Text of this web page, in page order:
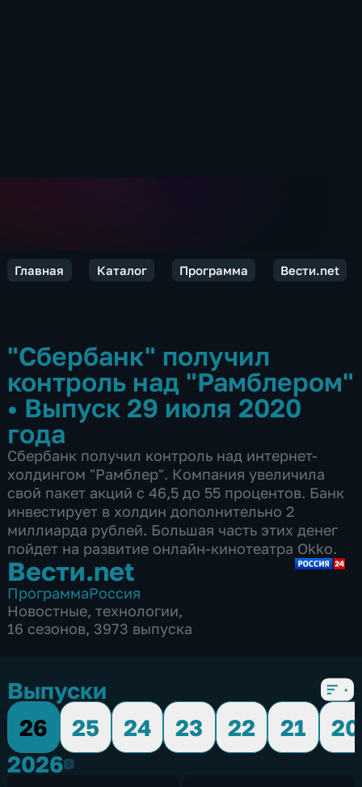
Главная Каталог Программа Вести.net
"Сбербанк" получил
контроль над "Рамблером"
• Выпуск 29 июля 2020
года
Сбербанк получил контроль над интернет-
холдингом "Рамблер". Компания увеличила
свой пакет акций с 46,5 до 55 процентов. Банк
инвестирует в холдин дополнительно 2
миллиарда рублей. Большая часть этих денег
пойдет на развитие онлайн-кинотеатра Okko.
Вести.net
ПрограммаРоссия
Новостные,технологии,
16 сезонов, 3973 выпуска
Выпуски
26
25 24 23 22 21
20
20262026